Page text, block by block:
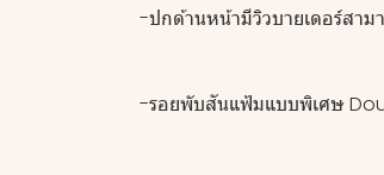
-ปกด้านหน้ามีวิวบายเดอร์สา
-รอยพับสันแฟ้มแบบพิเศษ